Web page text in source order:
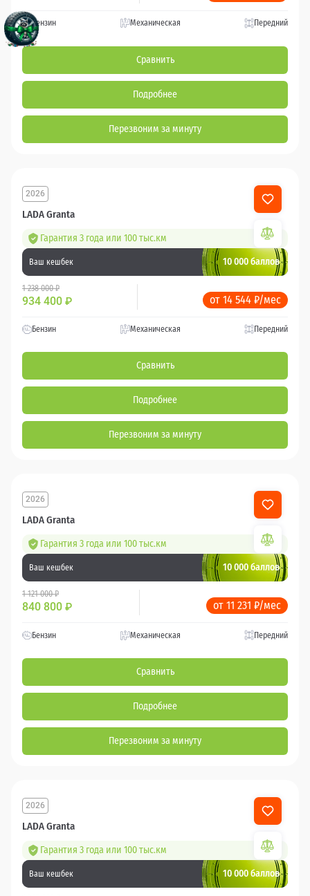
Бензин Механическая Передний
Сравнить
Подробнее
Перезвоним за минуту
LADA Granta
2026
Гарантия 3 года или 100 тыс.км
Ваш кешбек 10 000 баллов
1 238 000 ₽
934 400 ₽ от 14 544 ₽/мес
Бензин Механическая Передний
Сравнить
Подробнее
Перезвоним за минуту
LADA Granta
2026
Гарантия 3 года или 100 тыс.км
Ваш кешбек 10 000 баллов
1 121 000 ₽
840 800 ₽ от 11 231 ₽/мес
Бензин Механическая Передний
Сравнить
Подробнее
Перезвоним за минуту
LADA Granta
2026
Гарантия 3 года или 100 тыс.км
Ваш кешбек 10 000 баллов